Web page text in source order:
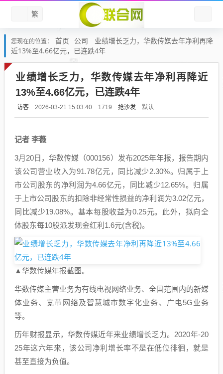
繁
您现在的位置： 首页 公司
业绩增长乏力，华数传媒去年净利再降
近13%至4.66亿元，已连跌4年
业绩增长乏力，华数传媒去年净利再降近
13%至4.66亿元，已连跌4年
访客 2026-03-21 15:03:40 1719 抢沙发 默认
记者 李薇
3月20日，华数传媒（000156）发布2025年年报，报告期内
该公司营业收入为91.78亿元，同比减少2.30%。归属于上
市公司股东的净利润为4.66亿元，同比减少12.65%。归属
于上市公司股东的扣除非经常性损益的净利润为3.02亿元，
同比减少19.08%。基本每股收益为0.25元。此外，拟向全
体股东每10股派发现金红利1.6元(含税)。
▲华数传媒年报截图。
华数传媒主营业务为有线电视网络业务、全国范围内的新媒
体业务、宽带网络及智慧城市数字化业务、广电5G业务
等。
历年财报显示，华数传媒近年来业绩增长乏力。2020年-20
25年这六年来，该公司净利增长率不是在低位徘徊，就是
甚至直接为负值。